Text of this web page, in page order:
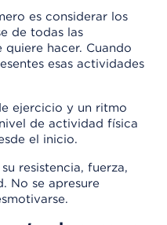
es considerar los
de todas las
hacer. Cuando
esas actividades
ejercicio y un ritmo
de actividad física
el inicio.
resistencia, fuerza,
No se apresure